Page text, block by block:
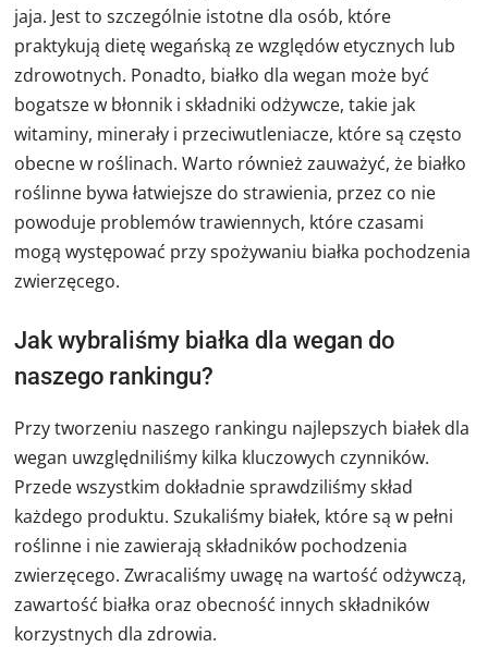
jaja. Jest to szczególnie istotne dla osób, które
praktykują dietę wegańską ze względów etycznych lub
zdrowotnych. Ponadto, białko dla wegan może być
bogatsze w błonnik i składniki odżywcze, takie jak
witaminy, minerały i przeciwutleniacze, które są często
obecne w roślinach. Warto również zauważyć, że białko
roślinne bywa łatwiejsze do strawienia, przez co nie
powoduje problemów trawiennych, które czasami
mogą występować przy spożywaniu białka pochodzenia
zwierzęcego.
Jak wybraliśmy białka dla wegan do
naszego rankingu?
Przy tworzeniu naszego rankingu najlepszych białek dla
wegan uwzględniliśmy kilka kluczowych czynników.
Przede wszystkim dokładnie sprawdziliśmy skład
każdego produktu. Szukaliśmy białek, które są w pełni
roślinne i nie zawierają składników pochodzenia
zwierzęcego. Zwracaliśmy uwagę na wartość odżywczą,
zawartość białka oraz obecność innych składników
korzystnych dla zdrowia.